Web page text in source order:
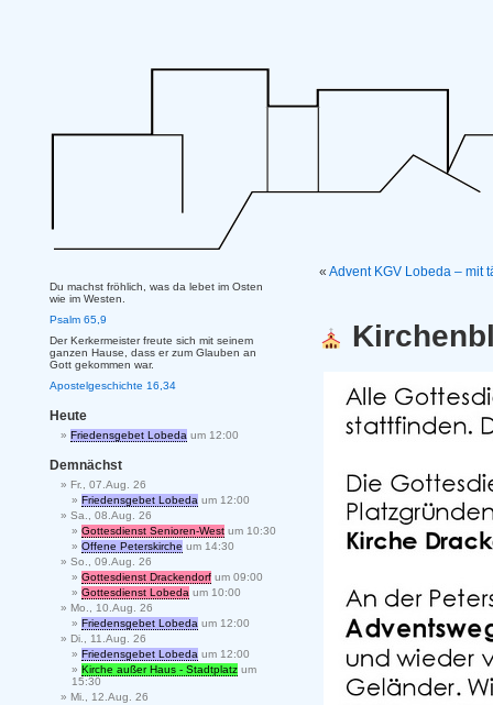
« Advent KGV Lobeda – mit
Du machst fröhlich, was da lebet im Osten
wie im Westen.
Psalm 65,9
Der Kerkermeister freute sich mit seinem
ganzen Hause, dass er zum Glauben an
Gott gekommen war.
Apostelgeschichte 16,34
Heute
Friedensgebet Lobeda um 12:00
Demnächst
Fr., 07.Aug. 26
Friedensgebet Lobeda um 12:00
Sa., 08.Aug. 26
Gottesdienst Senioren-West um 10:30
Offene Peterskirche um 14:30
So., 09.Aug. 26
Gottesdienst Drackendorf um 09:00
Gottesdienst Lobeda um 10:00
Mo., 10.Aug. 26
Friedensgebet Lobeda um 12:00
Di., 11.Aug. 26
Friedensgebet Lobeda um 12:00
Kirche außer Haus - Stadtplatz um
15:30
Mi., 12.Aug. 26